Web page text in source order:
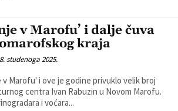
v Marofu’ i dalje čuva
kraja
studenoga 2025.
Marofu' i ove je godine privuklo velik broj
centra Ivan Rabuzin u Novom Marofu.
i voćara...